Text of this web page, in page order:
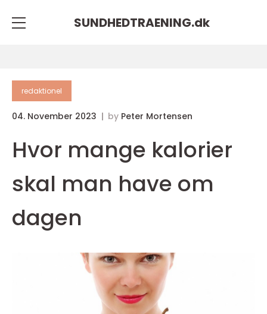
SUNDHEDTRAENING.dk
redaktionel
04. November 2023 by Peter Mortensen
Hvor mange kalorier
skal man have om
dagen